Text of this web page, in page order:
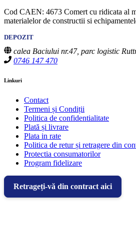
Cod CAEN: 4673 Comert cu ridicata al
materialelor de constructii si
DEPOZIT
calea Baciului nr.47, parc logistic
0746 147 470
Linkuri
Contact
Termeni și Condiții
Politica de confidentialitate
Plată și livrare
Plata in rate
Politica de retur și retragere din
Protectia consumatorilor
Program fidelizare
Retrageți-vă din contract aici